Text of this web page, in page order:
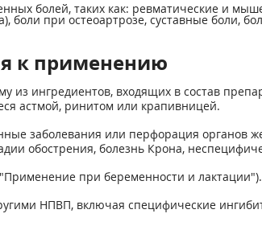
болей, таких как: ревматические и
боли при остеоартрозе, суставные боли,
к применению
из ингредиентов, входящих в состав
астмой, ринитом или крапивницей.
заболевания или перфорация органов
обострения, болезнь Крона,
при беременности и лактации").
НПВП, включая специфические